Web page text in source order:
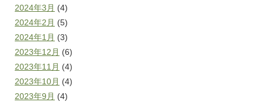
2024年3月 (4)
2024年2月 (5)
2024年1月 (3)
2023年12月 (6)
2023年11月 (4)
2023年10月 (4)
2023年9月 (4)